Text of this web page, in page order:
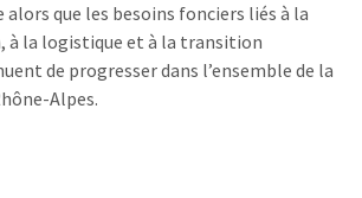
que les besoins fonciers liés à la
à la logistique et à la transition
de progresser dans l’ensemble de la
Alpes.